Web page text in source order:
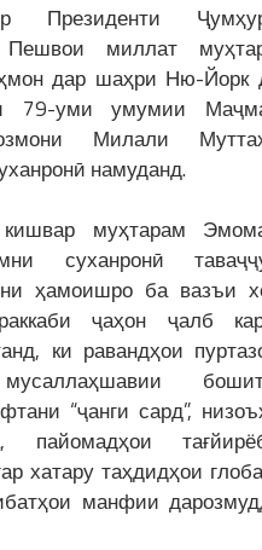
Президенти
Пешвои миллат
дар шаҳри Ню-Йорк
79-уми умумии
Милали
намуданд.
кишвар муҳтарам
суханронӣ
ҳамоишро ба вазъи
ҷаҳон ҷалб
ки равандҳои
“ҷанги сард”,
пайомадҳои
хатару таҳдидҳои
манфии